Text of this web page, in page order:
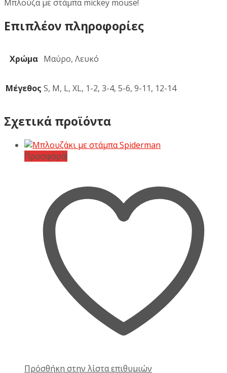
Μπλούζα με στάμπα mickey mouse!
Επιπλέον πληροφορίες
Χρώμα Μαύρο, Λευκό
Μέγεθος S, M, L, XL, 1-2, 3-4, 5-6, 9-11, 12-14
Σχετικά προϊόντα
Προσφορά!
Πρόσθήκη στην λίστα επιθυμιών